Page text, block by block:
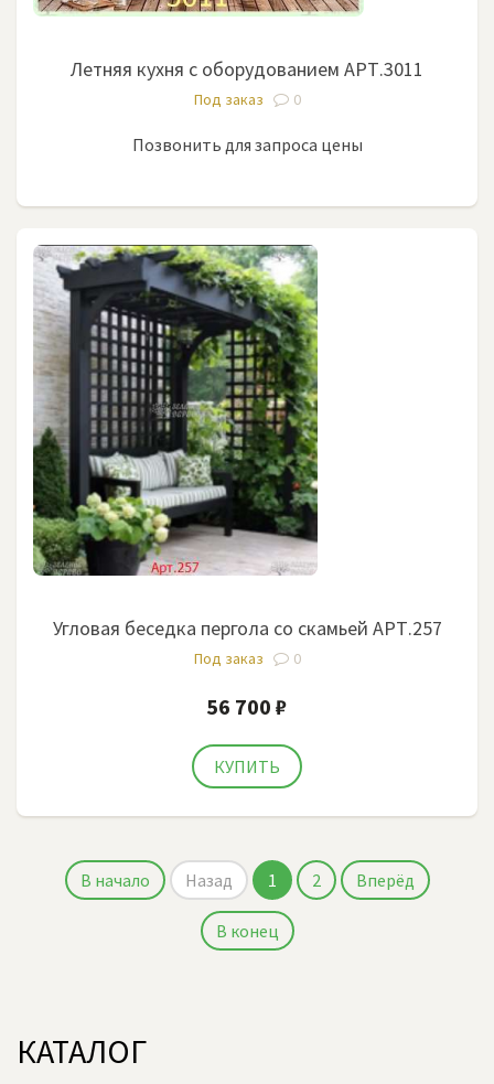
Летняя кухня с оборудованием АРТ.3011
Под заказ 0
Позвонить для запроса цены
Угловая беседка пергола со скамьей АРТ.257
Под заказ 0
56 700 ₽
В начало Назад 1 2 Вперёд
В конец
КАТАЛОГ